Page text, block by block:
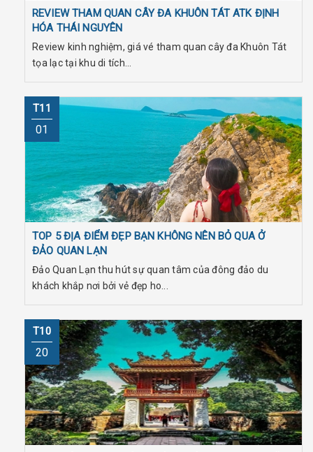
REVIEW THAM QUAN CÂY ĐA KHUÔN TÁT ATK ĐỊNH
HÓA THÁI NGUYÊN
Review kinh nghiệm, giá vé tham quan cây đa Khuôn Tát
tọa lạc tại khu di tích...
T11
01
TOP 5 ĐỊA ĐIỂM ĐẸP BẠN KHÔNG NÊN BỎ QUA Ở
ĐẢO QUAN LẠN
Đảo Quan Lạn thu hút sự quan tâm của đông đảo du
khách khắp nơi bởi vẻ đẹp ho...
T10
20